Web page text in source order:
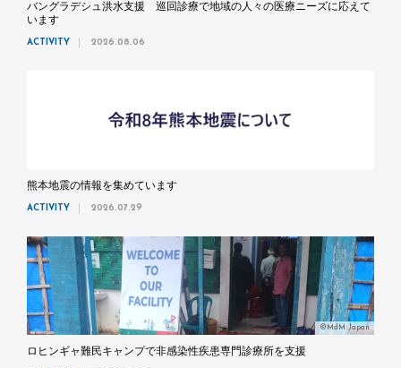
バングラデシュ洪水支援 巡回診療で地域の人々の医療ニーズに応えて
います
ACTIVITY 2026.08.06
熊本地震の情報を集めています
ACTIVITY 2026.07.29
©MdM Japan
ロヒンギャ難民キャンプで非感染性疾患専門診療所を支援